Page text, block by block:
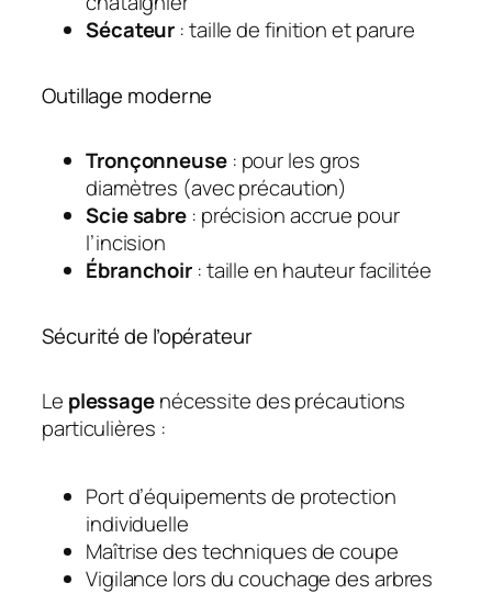
Sécateur : taille de finition et parure
Outillage moderne
Tronçonneuse: pour les gros
diamètres (avec précaution)
Scie sabre : précision accrue pour
l’incision
Ébranchoir : taille en hauteur facilitée
Sécurité de l’opérateur
Le plessagenécessite des précautions
particulières :
Port d’équipements de protection
individuelle
Maîtrise des techniques de coupe
Vigilance lors du couchage des arbres